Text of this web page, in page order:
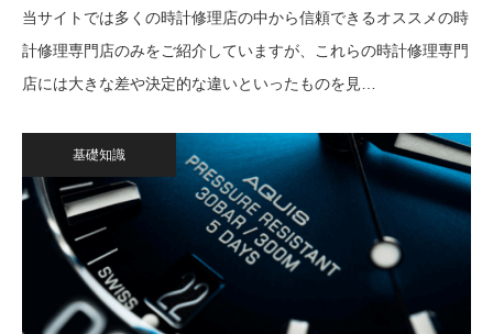
当サイトでは多くの時計修理店の中から信頼できるオススメの時
計修理専門店のみをご紹介していますが、これらの時計修理専門
店には大きな差や決定的な違いといったものを見…
基礎知識